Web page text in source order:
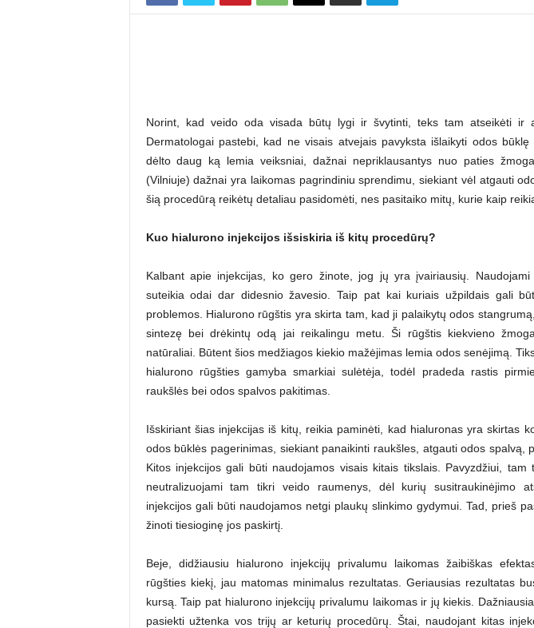
Norint, kad veido oda visada būtų lygi ir švytinti, teks tam atseikėti ir
Dermatologai pastebi, kad ne visais atvejais pavyksta išlaikyti odos
dėlto daug ką lemia veiksniai, dažnai nepriklausantys nuo paties
(Vilniuje) dažnai yra laikomas pagrindiniu sprendimu, siekiant vėl atgauti
šią procedūrą reikėtų detaliau pasidomėti, nes pasitaiko mitų, kurie kaip
Kuo hialurono injekcijos išsiskiria iš kitų procedūrų?
Kalbant apie injekcijas, ko gero žinote, jog jų yra įvairiausių.
suteikia odai dar didesnio žavesio. Taip pat kai kuriais užpildais gali
problemos. Hialurono rūgštis yra skirta tam, kad ji palaikytų odos
sintezę bei drėkintų odą jai reikalingu metu. Ši rūgštis kiekvieno
natūraliai. Būtent šios medžiagos kiekio mažėjimas lemia odos senėjimą.
hialurono rūgšties gamyba smarkiai sulėtėja, todėl pradeda rastis
raukšlės bei odos spalvos pakitimas.
Išskiriant šias injekcijas iš kitų, reikia paminėti, kad hialuronas yra skirtas
odos būklės pagerinimas, siekiant panaikinti raukšles, atgauti odos spalvą,
Kitos injekcijos gali būti naudojamos visais kitais tikslais. Pavyzdžiui, tam
neutralizuojami tam tikri veido raumenys, dėl kurių susitraukinėjimo
injekcijos gali būti naudojamos netgi plaukų slinkimo gydymui. Tad, prieš
žinoti tiesioginę jos paskirtį.
Beje, didžiausiu hialurono injekcijų privalumu laikomas žaibiškas
rūgšties kiekį, jau matomas minimalus rezultatas. Geriausias rezultatas
kursą. Taip pat hialurono injekcijų privalumu laikomas ir jų kiekis.
pasiekti užtenka vos trijų ar keturių procedūrų. Štai, naudojant kitas